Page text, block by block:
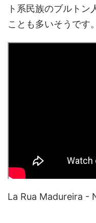
ト系民族のブルトン
ことも多いそうです。
La Rua Madureira -